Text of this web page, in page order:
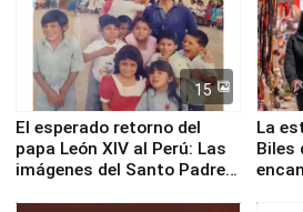
15
El esperado retorno del
papa León XIV al Perú: Las
imágenes del Santo Padre
La
Biles